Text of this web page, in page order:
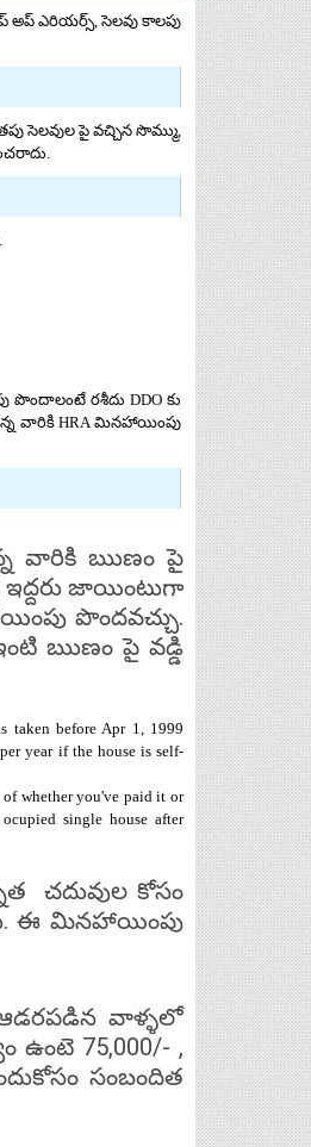
అప్ ఎరియర్స్, సెలవు కాలపు
సెలవుల పై వచ్చిన సొమ్ము,
పొందాలంటే రశీదు DDO కు
వారికి HRA మినహాయింపు
వారికి ఋణం పై
ఇద్దరు జాయింటుగా
పొందవచ్చు.
ఋణం పై వడ్డి
taken before Apr 1, 1999
year if the house is self-
of whether you've paid it or
single house after
చదువుల కోసం
ఈ మినహాయింపు
ఆడరపడిన వాళ్ళలో
ఉంటె 75,000/- ,
సంబందిత